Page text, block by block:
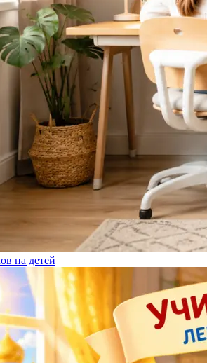
на детей